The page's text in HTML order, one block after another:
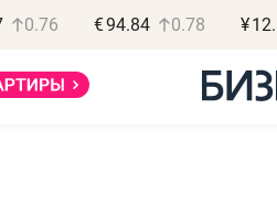
0.76 €94.84 0.78 ¥